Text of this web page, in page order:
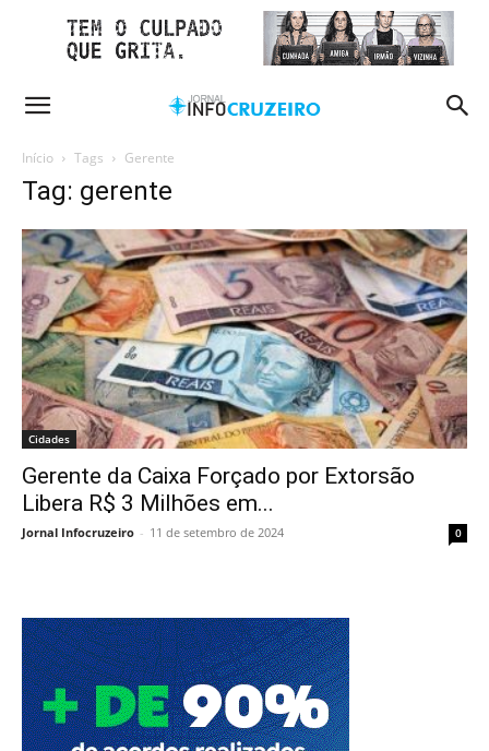
Início Tags Gerente
Tag: gerente
Cidades
Gerente da Caixa Forçado por Extorsão
Libera R$ 3 Milhões em...
Jornal Infocruzeiro - 11 de setembro de 2024 0